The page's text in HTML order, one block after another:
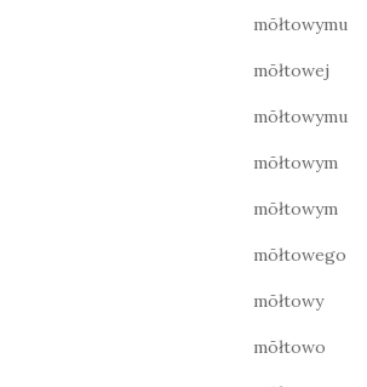
mōłtowymu
mōłtowej
mōłtowymu
mōłtowym
mōłtowym
mōłtowego
mōłtowy
mōłtowo